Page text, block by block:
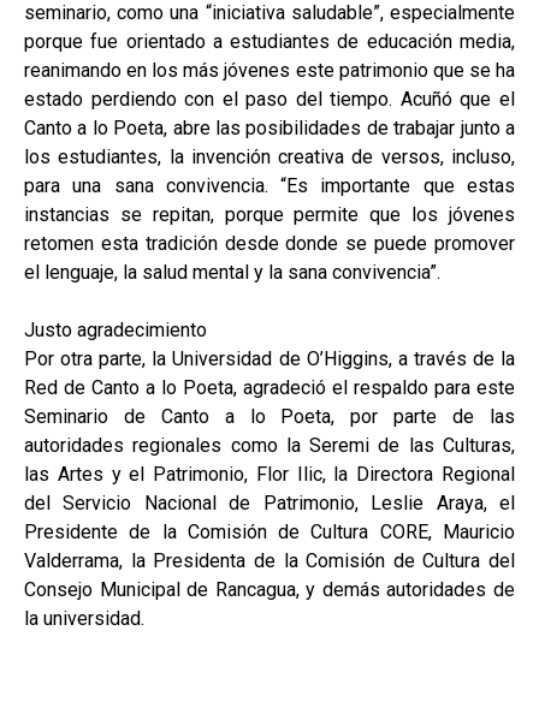
seminario, como una “iniciativa saludable”, especialmente
porque fue orientado a estudiantes de educación media,
reanimando en los más jóvenes este patrimonio que se ha
estado perdiendo con el paso del tiempo. Acuñó que el
Canto a lo Poeta, abre las posibilidades de trabajar junto a
los estudiantes, la invención creativa de versos, incluso,
para una sana convivencia. “Es importante que estas
instancias se repitan, porque permite que los jóvenes
retomen esta tradición desde donde se puede promover
el lenguaje, la salud mental y la sana convivencia”.
Justo agradecimiento
Por otra parte, la Universidad de O’Higgins, a través de la
Red de Canto a lo Poeta, agradeció el respaldo para este
Seminario de Canto a lo Poeta, por parte de las
autoridades regionales como la Seremi de las Culturas,
las Artes y el Patrimonio, Flor Ilic, la Directora Regional
del Servicio Nacional de Patrimonio, Leslie Araya, el
Presidente de la Comisión de Cultura CORE, Mauricio
Valderrama, la Presidenta de la Comisión de Cultura del
Consejo Municipal de Rancagua, y demás autoridades de
la universidad.